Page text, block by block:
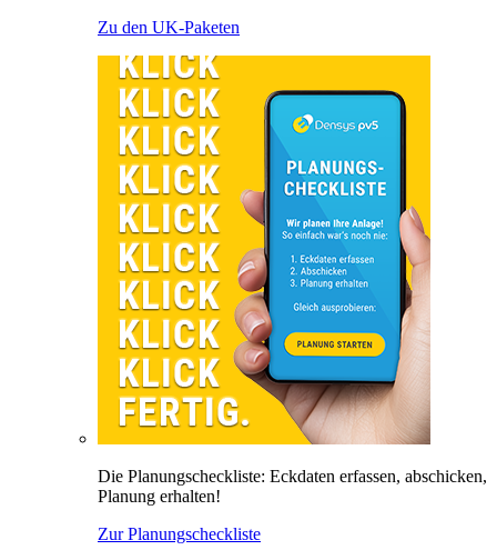
Zu den UK-Paketen
Die Planungscheckliste: Eckdaten erfassen, abschicken,
Planung erhalten!
Zur Planungscheckliste